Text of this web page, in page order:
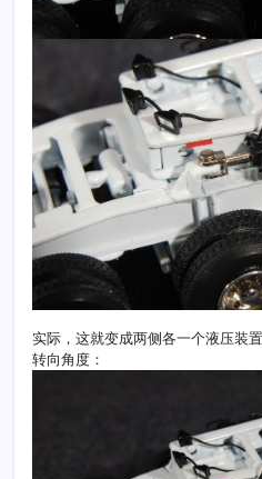
实际，这就变成两侧各一个液压装
转向角度：